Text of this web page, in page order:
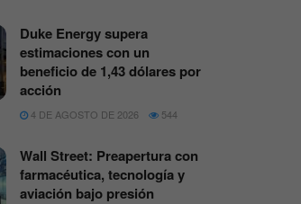
Duke Energy supera
estimaciones con un
beneficio de 1,43 dólares por
acción
4 DE AGOSTO DE 2026 544
Wall Street: Preapertura con
farmacéutica, tecnología y
aviación bajo presión